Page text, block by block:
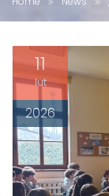
11
lut
2026